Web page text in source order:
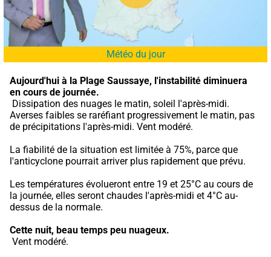
Météo du jour
Aujourd'hui à la Plage Saussaye, l'instabilité diminuera
en cours de journée.
Averses faibles se raréfiant progressivement le matin, pas
de précipitations l'après-midi. Vent modéré.
La fiabilité de la situation est limitée à 75%, parce que
l'anticyclone pourrait arriver plus rapidement que prévu.
Les températures évolueront entre 19 et 25°C au cours de
la journée, elles seront chaudes l'après-midi et 4°C au-
dessus de la normale.
Cette nuit, beau temps peu nuageux.
Vent modéré.